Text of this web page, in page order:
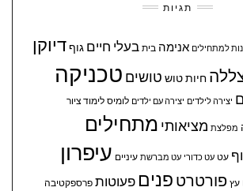
תגיות
למתחילים אנימה בית בעלי חיים גוףדיוקן
חיותטוש טושים טכניקה
יצירה לילדים יצירה עם ילדים לומיס לימוד ציור
מפלצת מציאותי מתחילים
עט עט כדורי עט מברשת עיניים עיפרון
עץ פורטרט פנים פעוטות פרספקטיבה